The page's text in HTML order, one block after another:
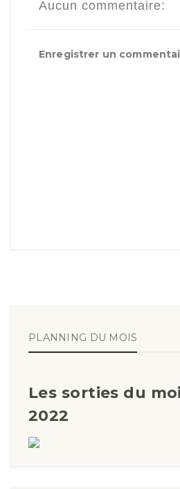
Aucun commentaire:
Enregistrer un
PLANNING DU MOIS
Les sorties du
2022